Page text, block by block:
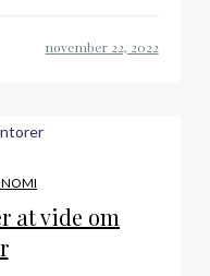
at vide om